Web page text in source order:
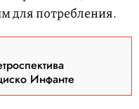
для потребления.
Инфанте